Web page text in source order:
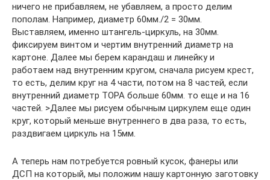
ничего не прибавляем, не убавляем, а просто делим
пополам. Например, диаметр 60мм./2 = 30мм.
Выставляем, именно штангель-циркуль, на 30мм.
фиксируем винтом и чертим внутренний диаметр на
картоне. Далее мы берем карандаш и линейку и
работаем над внутренним кругом, сначала рисуем крест,
то есть, делим круг на 4 части, потом на 8 частей, если
внутренний диаметр ТОРА больше 60мм. то еще и на 16
частей. >Далее мы рисуем обычным циркулем еще один
круг, который меньше внутреннего в два раза, то есть,
раздвигаем циркуль на 15мм.
А теперь нам потребуется ровный кусок, фанеры или
ДСП на который, мы положим нашу картонную заготовку